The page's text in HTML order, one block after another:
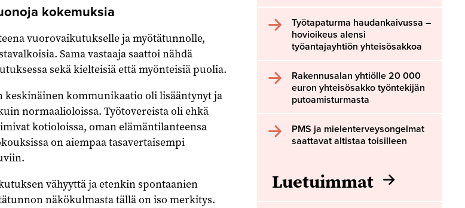
kokemuksia
vuorovaikutukselle ja myötätunnolle,
Sama vastaaja saattoi nähdä
sekä kielteisiä että myönteisiä puolia.
keskinäinen kommunikaatio oli lisääntynyt ja
normaalioloissa. Työtovereista oli ehkä
kotioloissa, oman elämäntilanteensa
on aiempaa tasavertaisempi
vähyyttä ja etenkin spontaanien
näkökulmasta tällä on iso merkitys.
Työtapaturma haudankaivussa –
hovioikeus alensi
työantajayhtiön yhteisösakkoa
Rakennusalan yhtiölle 20 000
euron yhteisösakko työntekijän
putoamisturmasta
PMS ja mielenterveysongelmat
saattavat altistaa toisilleen
Luetuimmat